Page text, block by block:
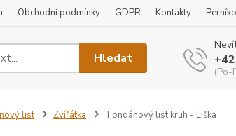
Obchodní podmínky GDPR Kontakty
Hledat
(Po-
list Zvířátka Fondánový list kruh - Liška